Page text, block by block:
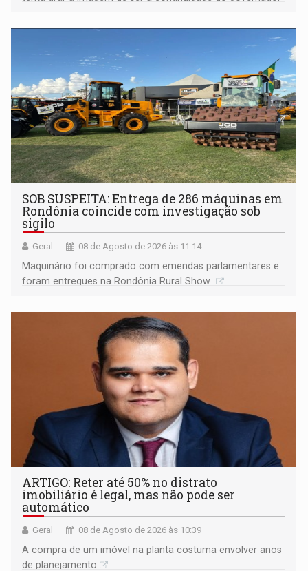
não ter entrado no modo eleição; ABAV faz evento em
SOB SUSPEITA: Entrega de 286 máquinas em
Rondônia coincide com investigação sob
sigilo
Geral 08 de Agosto de 2026 às 11:14
Maquinário foi comprado com emendas parlamentares e
foram entregues na Rondônia Rural Show
ARTIGO: Reter até 50% no distrato
imobiliário é legal, mas não pode ser
automático
Geral 08 de Agosto de 2026 às 10:39
A compra de um imóvel na planta costuma envolver anos
de planejamento